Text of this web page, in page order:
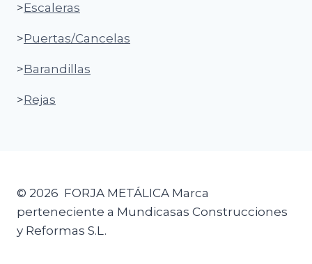
>Escaleras
>Puertas/Cancelas
>Barandillas
>Rejas
© 2026 FORJA METÁLICA Marca
perteneciente a Mundicasas Construcciones
y Reformas S.L.